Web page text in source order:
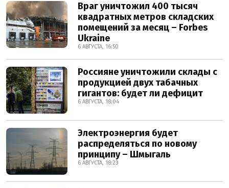
Враг уничтожил 400 тысяч
квадратных метров складских
помещений за месяц – Forbes
Ukraine
6 АВГУСТА, 16:50
Россияне уничтожили склады с
продукцией двух табачных
гигантов: будет ли дефицит
6 АВГУСТА, 18:04
Электроэнергия будет
распределяться по новому
принципу – Шмыгаль
6 АВГУСТА, 18:23